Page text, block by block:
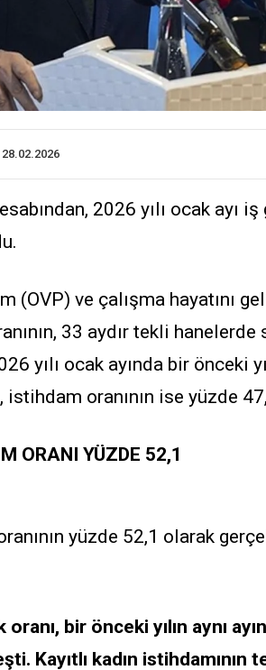
28.02.2026
2026 yılı ocak
(OVP) ve çalışma hayatını
33 aydır tekli
yılı ocak ayında bir önceki
istihdam oranının ise yüzde
ORANI YÜZDE 52,1
yüzde 52,1 olarak
oranı, bir önceki yılın aynı
Kayıtlı kadın istihdamının